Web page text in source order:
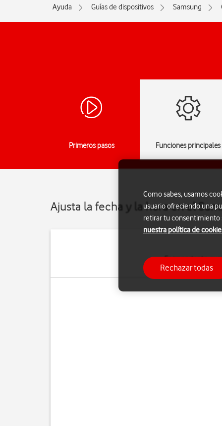
Ayuda Guías de dispositivos Samsung
Primeros pasos Funciones principales
Ajusta la fecha y la hora en el
Es importante
Como sabes, usamos
usuario ofreciendo una
retirar tu consentimiento
nuestra política de
Rechazar todas